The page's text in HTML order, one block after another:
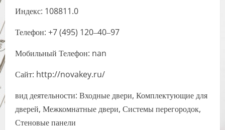
Индекс: 108811.0
Телефон: +7 (495) 120‒40‒97
Мобильный Телефон: nan
Сайт: http://novakey.ru/
вид деятельности: Входные двери, Комплектующие для
дверей, Межкомнатные двери, Системы перегородок,
Стеновые панели